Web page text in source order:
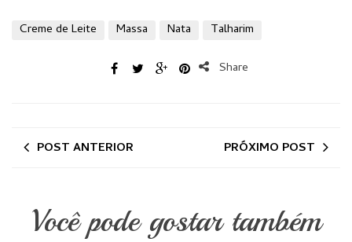
Creme de Leite Massa Nata Talharim
Share
POST ANTERIOR PRÓXIMO POST
Você pode gostar também